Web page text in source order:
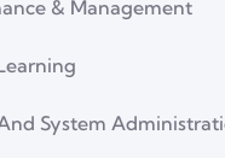
& Management
System